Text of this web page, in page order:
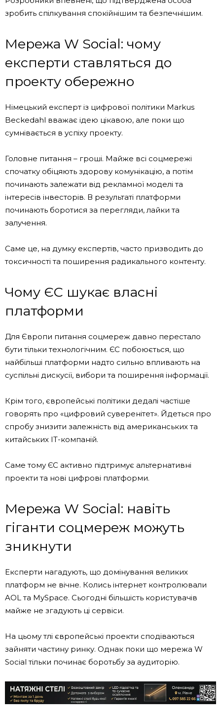
зробить спілкування спокійнішим та безпечнішим.
Мережа W Social: чому
експерти ставляться до
проекту обережно
Німецький експерт із цифрової політики Markus
Beckedahl вважає ідею цікавою, але поки що
сумнівається в успіху проекту.
Головне питання – гроші. Майже всі соцмережі
спочатку обіцяють здорову комунікацію, а потім
починають залежати від рекламної моделі та
інтересів інвесторів. В результаті платформи
починають боротися за перегляди, лайки та
залучення.
Саме це, на думку експертів, часто призводить до
токсичності та поширення радикального контенту.
Чому ЄС шукає власні
платформи
Для Європи питання соцмереж давно перестало
бути тільки технологічним. ЄС побоюється, що
найбільші платформи надто сильно впливають на
суспільні дискусії, вибори та поширення інформації.
Крім того, європейські політики дедалі частіше
говорять про «цифровий суверенітет». Йдеться про
спробу знизити залежність від американських та
китайських IT-компаній.
Саме тому ЄС активно підтримує альтернативні
проекти та нові цифрові платформи.
Мережа W Social: навіть
гіганти соцмереж можуть
зникнути
Експерти нагадують, що домінування великих
платформ не вічне. Колись інтернет контролювали
AOL та MySpace. Сьогодні більшість користувачів
майже не згадують ці сервіси.
На цьому тлі європейські проекти сподіваються
зайняти частину ринку. Однак поки що мережа W
Social тільки починає боротьбу за аудиторію.